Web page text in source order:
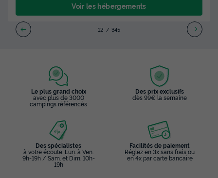
Voir les hébergements
12 345
Le plus grand choix
avec plus de 3000
campings référencés
Des prix exclusifs
dès 99€ la semaine
Des spécialistes
à votre écoute: Lun. à Ven.
9h-19h / Sam. et Dim. 10h-
19h
Facilités de paiement
Réglez en 3x sans frais ou
en 4x par carte bancaire